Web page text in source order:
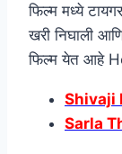
फिल्म मध्ये
खरी निघाली
फिल्म येत आहे
Shivaji
Sarla